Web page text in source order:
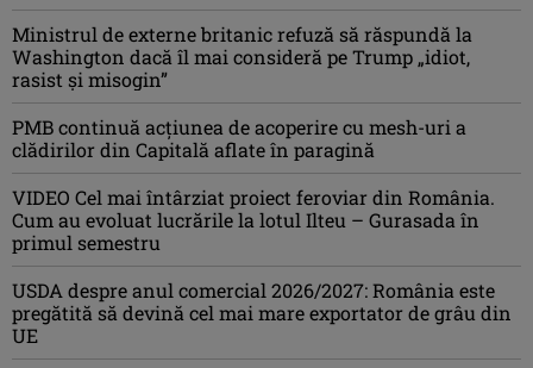
Ministrul de externe britanic refuză să răspundă la
Washington dacă îl mai consideră pe Trump „idiot,
rasist şi misogin”
PMB continuă acțiunea de acoperire cu mesh-uri a
clădirilor din Capitală aflate în paragină
VIDEO Cel mai întârziat proiect feroviar din România.
Cum au evoluat lucrările la lotul Ilteu – Gurasada în
primul semestru
USDA despre anul comercial 2026/2027: România este
pregătită să devină cel mai mare exportator de grâu din
UE